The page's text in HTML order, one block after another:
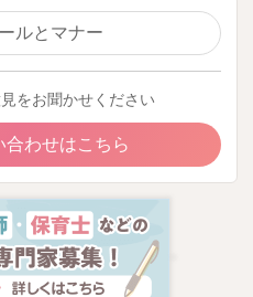
ルとマナー
をお聞かせください
合わせはこちら